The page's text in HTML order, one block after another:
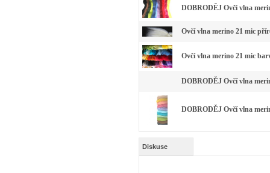
DOBRODĚJ Ovčí vlna
Ovčí vlna merino 21 mic
Ovčí vlna merino 21 mic
DOBRODĚJ Ovčí vlna
DOBRODĚJ Ovčí vlna
Diskuse